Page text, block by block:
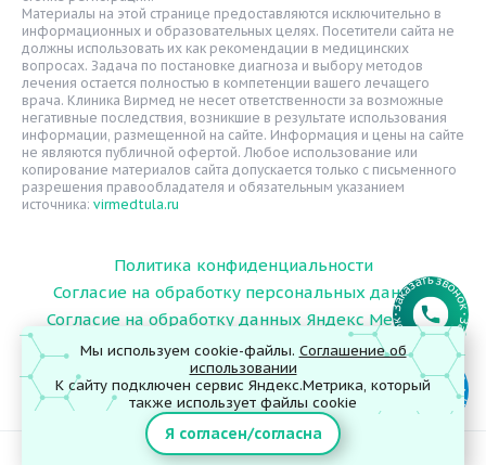
Мы используем cookie-файлы. Соглашение об
использовании
К сайту подключен сервис Яндекс.Метрика, который
также использует файлы cookie
Я согласен/согласна
Статьи
Вопрос-ответ
Видео
Вакансии
Карта сайта
Контакты
Материалы на этой странице предоставляются исключительно в
информационных и образовательных целях. Посетители сайта не
должны использовать их как рекомендации в медицинских
вопросах. Задача по постановке диагноза и выбору методов
лечения остается полностью в компетенции вашего лечащего
врача. Клиника Вирмед не несет ответственности за возможные
негативные последствия, возникшие в результате использования
информации, размещенной на сайте. Информация и цены на сайте
не являются публичной офертой. Любое использование или
копирование материалов сайта допускается только с письменного
разрешения правообладателя и обязательным указанием
источника: virmedtula.ru
Политика конфиденциальности
Согласие на обработку персональных данных
Согласие на обработку данных Яндекс Метрика
© 2026 ООО "Поликлиника Вирмед"
ИМЕЮТСЯ ПРОТИВОПОКАЗАНИЯ. НЕОБХОДИМА